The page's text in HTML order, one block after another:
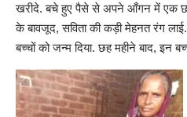
खरीदे. बचे हुए पैसे से अपने आँगन में एक
के बावजूद, सविता की कड़ी मेहनत रंग
बच्चों को जन्म दिया. छह महीने बाद, इन